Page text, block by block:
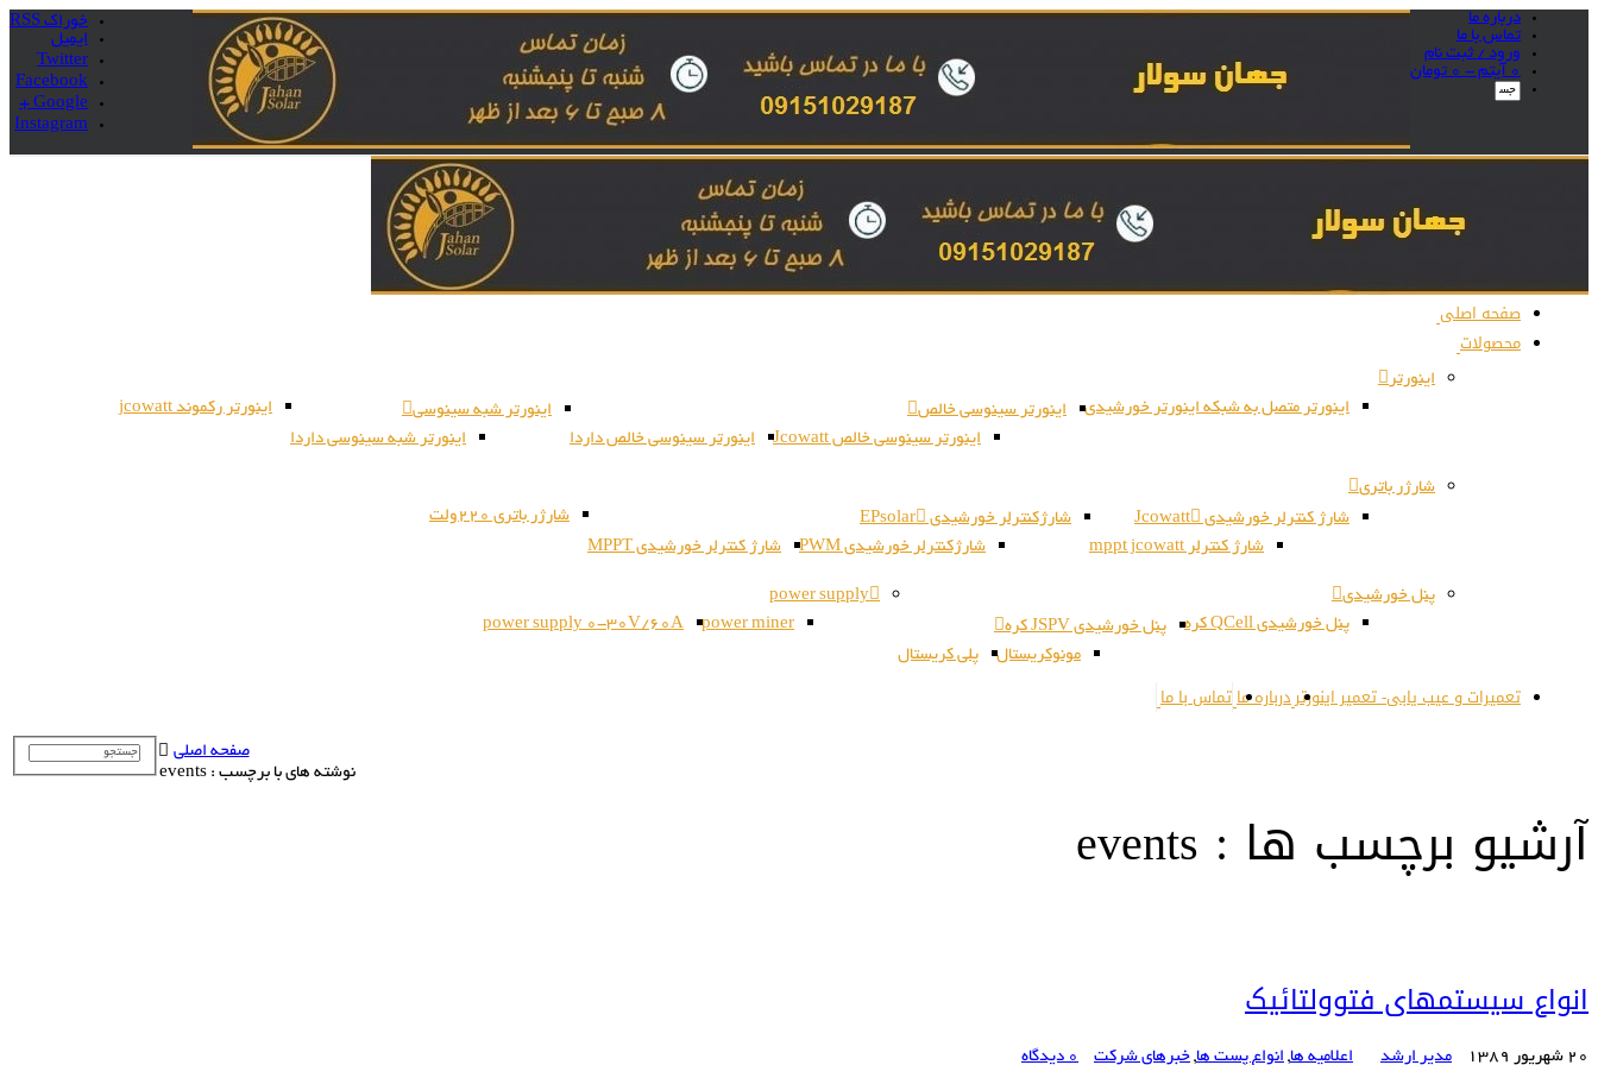
درباره ما
تماس با ما
ورود / ثبت نام
0 آیتم -
0 تومان
خوراک RSS
ایمیل
Twitter
Facebook
Google +
Instagram
صفحه اصلی
محصولات
اینورتر
اینورتر متصل به شبکه اینورتر خورشیدی
اینورتر سینوسی خالص
اینورتر سینوسی خالص Jcowatt
اینورتر سینوسی خالص داردا
اینورتر شبه سینوسی
اینورتر شبه سینوسی داردا
اینورتر رکموند jcowatt
شارژر باتری
شارژ کنترلر خورشیدی Jcowatt
شارژ کنترلر mppt jcowatt
شارژکنترلر خورشیدی EPsolar
شارژکنترلر خورشیدی PWM
شارژ کنترلر خورشیدی MPPT
شارژر باتری 220ولت
پنل خورشیدی
پنل خورشیدی QCell کره
پنل خورشیدی JSPV کره
مونوکریستال
پلی کریستال
power supply
power miner
power supply 0-30V/60A
تعمیرات و عیب یابی- تعمیر اینورتردرباره ماتماس با ما
آرشیو برچسب ها : events
صفحه اصلی
نوشته های با برچسب : events
انواع سیستمهای فتوولتائیک
20 شهریور 1389 مدیر ارشد اعلامیه ها, انواع پست ها, خبرهای شرکت 0 دیدگاه